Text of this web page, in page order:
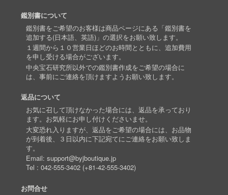
鑑別書について
鑑別書をご希望のお客様は商品ページにある「鑑別書を
追加する(日本語、英語)」の選択をお願い致します。
１週間から１０営業日ほどのお時間とともに、追加費用
を申し受ける場合がございます。
中央宝石研究所以外での鑑別書作成をご希望の場合に
は、事前にご連絡を頂けますようお願い致します。
返品について
お気に召して頂けなかった場合には、返品を承っており
ます。お気軽にお申し付けくださいませ。
大変恐れ入りますが、返品をご希望の場合には、お品物
が到着後、３日以内に下記宛てにご連絡をお願い致しま
す。
Email: support@byjboutique.jp
Tel : 042-555-3402(+81-42-555-3402)
お問合せ